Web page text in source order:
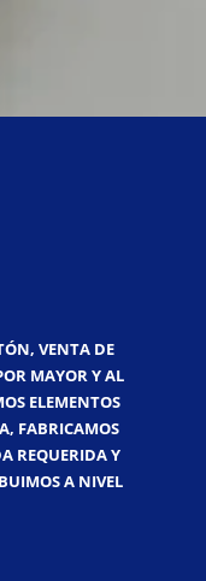
VENTA DE
MAYOR Y AL
ELEMENTOS
FABRICAMOS
REQUERIDA Y
A NIVEL